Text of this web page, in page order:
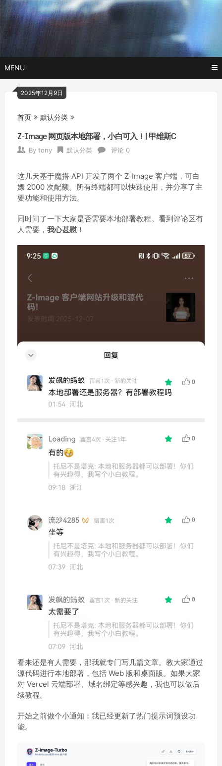
托尼不是
塔克
玩转AI黑科技,AI换脸，AI绘画，AI聊天….
MENU
2025年12月9日
首页 默认分类
Z-Image 网页版本地部署，小白可入！| 甲维斯C
By tony 默认分类 评论 0
这几天基于魔搭 API 开发了两个 Z-Image 客户端，可白
嫖 2000 次配额。所有终端都可以快速使用，并分享了主
要功能和使用方法。
同时问了一下大家是否需要本地部署教程。看到评论区有
人需要， 我心甚慰 ！
看来还是有人需要，那我就专门写几篇文章。教大家通过
源代码进行本地部署，包括 Web 版和桌面版。如果大家
对 Vercel 云端部署、域名绑定等感兴趣，我也可以做后
续教程。
开始之前做个小通知：我已经更新了热门提示词预设功
能。